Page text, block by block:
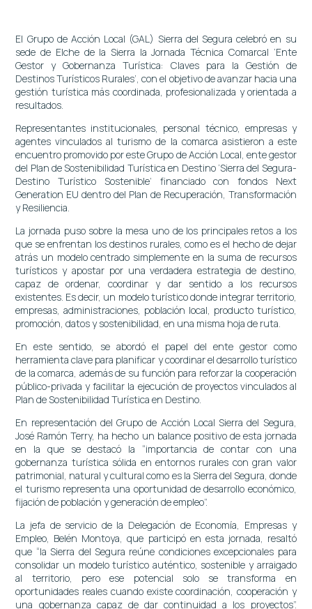
El Grupo de Acción Local (GAL) Sierra del Segura celebró en su
sede de Elche de la Sierra la Jornada Técnica Comarcal ‘Ente
Gestor y Gobernanza Turística: Claves para la Gestión de
Destinos Turísticos Rurales’, con el objetivo de avanzar hacia una
gestión turística más coordinada, profesionalizada y orientada a
resultados.
Representantes institucionales, personal técnico, empresas y
agentes vinculados al turismo de la comarca asistieron a este
encuentro promovido por este Grupo de Acción Local, ente gestor
del Plan de Sostenibilidad Turística en Destino ‘Sierra del Segura-
Destino Turístico Sostenible’ financiado con fondos Next
Generation EU dentro del Plan de Recuperación, Transformación
y Resiliencia.
La jornada puso sobre la mesa uno de los principales retos a los
que se enfrentan los destinos rurales, como es el hecho de dejar
atrás un modelo centrado simplemente en la suma de recursos
turísticos y apostar por una verdadera estrategia de destino,
capaz de ordenar, coordinar y dar sentido a los recursos
existentes. Es decir, un modelo turístico donde integrar territorio,
empresas, administraciones, población local, producto turístico,
promoción, datos y sostenibilidad, en una misma hoja de ruta.
En este sentido, se abordó el papel del ente gestor como
herramienta clave para planificar y coordinar el desarrollo turístico
de la comarca, además de su función para reforzar la cooperación
público-privada y facilitar la ejecución de proyectos vinculados al
Plan de Sostenibilidad Turística en Destino.
En representación del Grupo de Acción Local Sierra del Segura,
José Ramón Terry, ha hecho un balance positivo de esta jornada
en la que se destacó la “importancia de contar con una
gobernanza turística sólida en entornos rurales con gran valor
patrimonial, natural y cultural como es la Sierra del Segura, donde
el turismo representa una oportunidad de desarrollo económico,
fijación de población y generación de empleo”.
La jefa de servicio de la Delegación de Economía, Empresas y
Empleo, Belén Montoya, que participó en esta jornada, resaltó
que “la Sierra del Segura reúne condiciones excepcionales para
consolidar un modelo turístico auténtico, sostenible y arraigado
al territorio, pero ese potencial solo se transforma en
oportunidades reales cuando existe coordinación, cooperación y
una gobernanza capaz de dar continuidad a los proyectos”.